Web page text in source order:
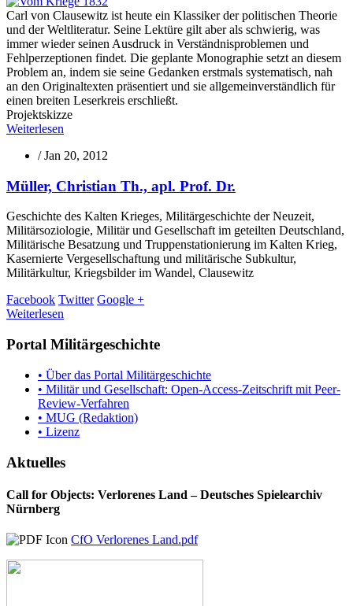
Carl von Clausewitz ist heute ein Klassiker der politischen Theorie
und der Weltliteratur. Seine Lektüre gilt aber als schwierig, was
immer wieder seinen Ausdruck in Verständnisproblemen und
Fehlperzeptionen findet. Die geplante Monographie setzt an diesem
Problem an, indem sie seine Gedanken erstmals systematisch, nah
an den Originaltexten präsentiert und sie allgemeinverständlich für
einen breiten Leserkreis erschließt.
Projektskizze
Weiterlesen
/ Jan 20, 2012
Müller, Christian Th., apl. Prof. Dr.
Geschichte des Kalten Krieges, Militärgeschichte der Neuzeit,
Militärsoziologie, Militär und Gesellschaft im geteilten Deutschland,
Militärische Besatzung und Truppenstationierung im Kalten Krieg,
Kasernierte Vergesellschaftung und militärische Subkultur,
Militärkultur, Kriegsbilder im Wandel, Clausewitz
Facebook Twitter Google +
Weiterlesen
Portal Militärgeschichte
• Über das Portal Militärgeschichte
• Militär und Gesellschaft: Open-Access-Zeitschrift mit Peer-
Review-Verfahren
• MUG (Redaktion)
• Lizenz
Aktuelles
Call for Objects: Verlorenes Land – Deutsches Spielearchiv
Nürnberg
CfO Verlorenes Land.pdf